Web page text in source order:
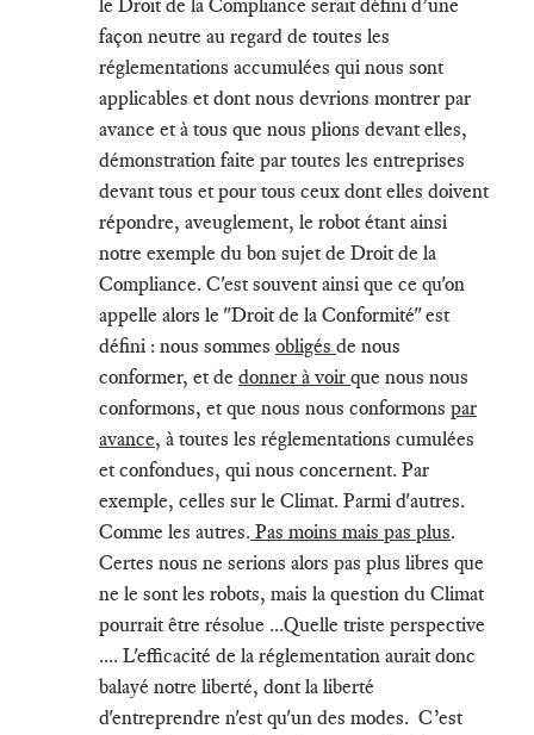
le Droit de la Compliance serait défini d’une
façon neutre au regard de toutes les
réglementations accumulées qui nous sont
applicables et dont nous devrions montrer par
avance et à tous que nous plions devant elles,
démonstration faite par toutes les entreprises
devant tous et pour tous ceux dont elles doivent
répondre, aveuglement, le robot étant ainsi
notre exemple du bon sujet de Droit de la
Compliance. C'est souvent ainsi que ce qu'on
appelle alors le "Droit de la Conformité" est
défini : nous sommes obligés de nous
conformer, et de donner à voir que nous nous
conformons, et que nous nous conformons par
avance, à toutes les réglementations cumulées
et confondues, qui nous concernent. Par
exemple, celles sur le Climat. Parmi d'autres.
Comme les autres. Pas moins mais pas plus.
Certes nous ne serions alors pas plus libres que
ne le sont les robots, mais la question du Climat
pourrait être résolue ...Quelle triste perspective
.... L'efficacité de la réglementation aurait donc
balayé notre liberté, dont la liberté
d'entreprendre n'est qu'un des modes. C’est